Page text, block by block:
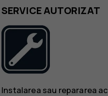
SERVICE AUTORIZAT
Instalarea sau repararea